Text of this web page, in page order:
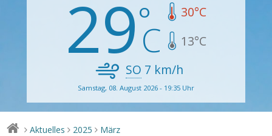
29 30°C
13°C
SO 7 km/h
Samstag, 08. August 2026 - 19:35 Uhr
> Aktuelles > 2025 > März